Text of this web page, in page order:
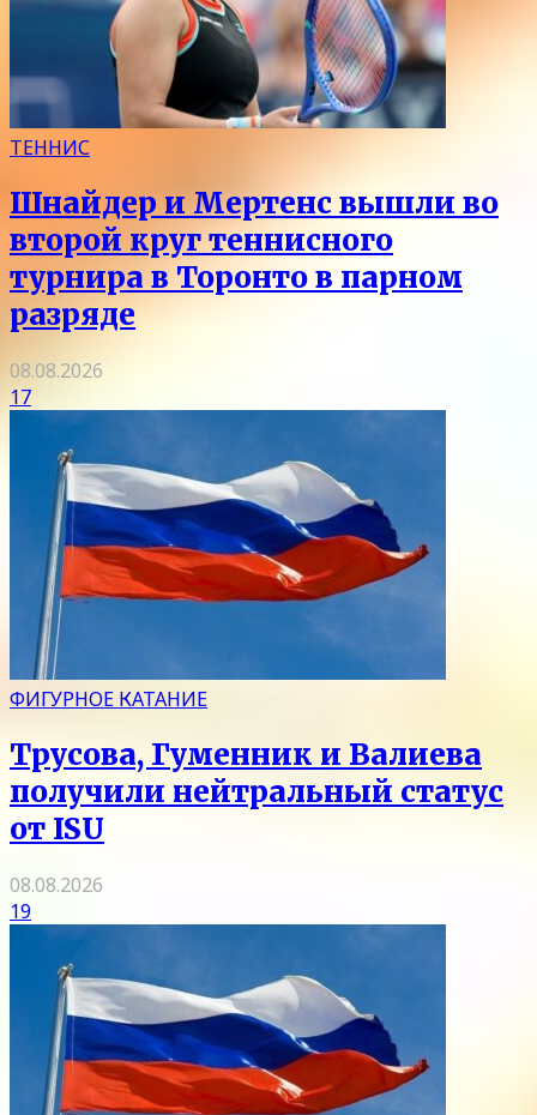
ТЕННИС
Шнайдер и Мертенс вышли во
второй круг теннисного
турнира в Торонто в парном
разряде
08.08.2026
17
ФИГУРНОЕ КАТАНИЕ
Трусова, Гуменник и Валиева
получили нейтральный статус
от ISU
08.08.2026
19